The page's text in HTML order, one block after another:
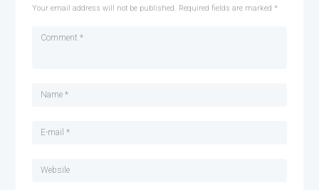
Your email address will not be published. Required fields are marked *